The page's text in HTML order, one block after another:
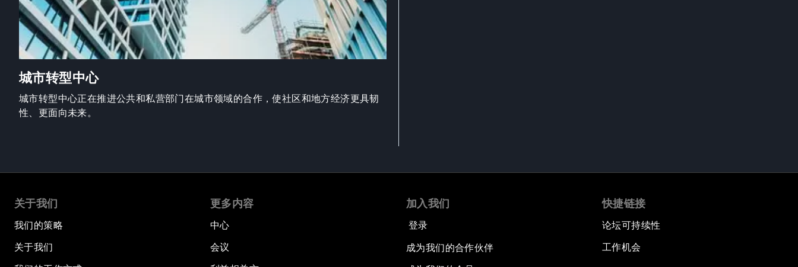
城市转型中心
城市转型中心正在推进公共和私营部门在城市领域的合作，使社区和地方经济更具韧
性、更面向未来。
关于我们
我们的策略
关于我们
更多内容
中心
会议
加入我们
登录
成为我们的合作伙伴
快捷链接
论坛可持续性
工作机会